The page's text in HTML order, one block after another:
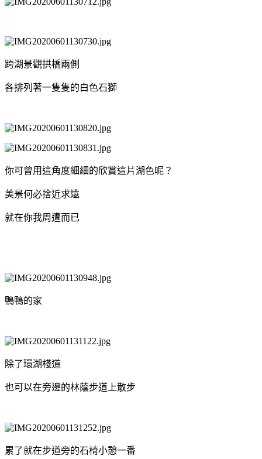
跨湖景觀拱橋兩側
各排列著一隻隻的白色石獅
你可曾用這角度細細的欣賞這片湖色呢？
美景何必捨近求遠
就在你我周遭而已
鴨鴨的家
除了環湖棧道
也可以在旁邊的林蔭步道上散步
累了就在步道旁的石椅小憩一番